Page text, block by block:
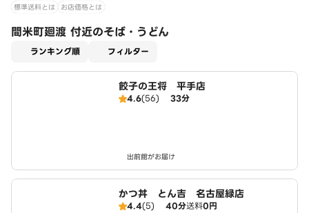
標準送料とは お店価格とは
間米町廻渡 付近のそば・うどん
ランキング順 フィルター
餃子の王将 平手店
4.6(56) 33分
出前館がお届け
かつ丼 とん吉 名古屋緑店
4.4(5) 40分送料0円